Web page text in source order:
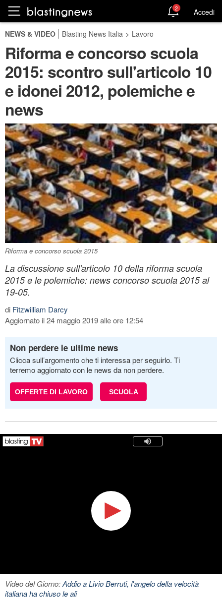
2 Accedi
NEWS & VIDEO Blasting News Italia > Lavoro
Riforma e concorso scuola
2015: scontro sull'articolo 10
e idonei 2012, polemiche e
news
Riforma e concorso scuola 2015
La discussione sull'articolo 10 della riforma scuola
2015 e le polemiche: news concorso scuola 2015 al
19-05.
di Fitzwilliam Darcy
Aggiornato il 24 maggio 2019 alle ore 12:54
Non perdere le ultime news
Clicca sull’argomento che ti interessa per seguirlo. Ti
terremo aggiornato con le news da non perdere.
OFFERTE DI LAVORO SCUOLA
Video del Giorno:Addio a Livio Berruti, l'angelo della velocità
italiana ha chiuso le ali